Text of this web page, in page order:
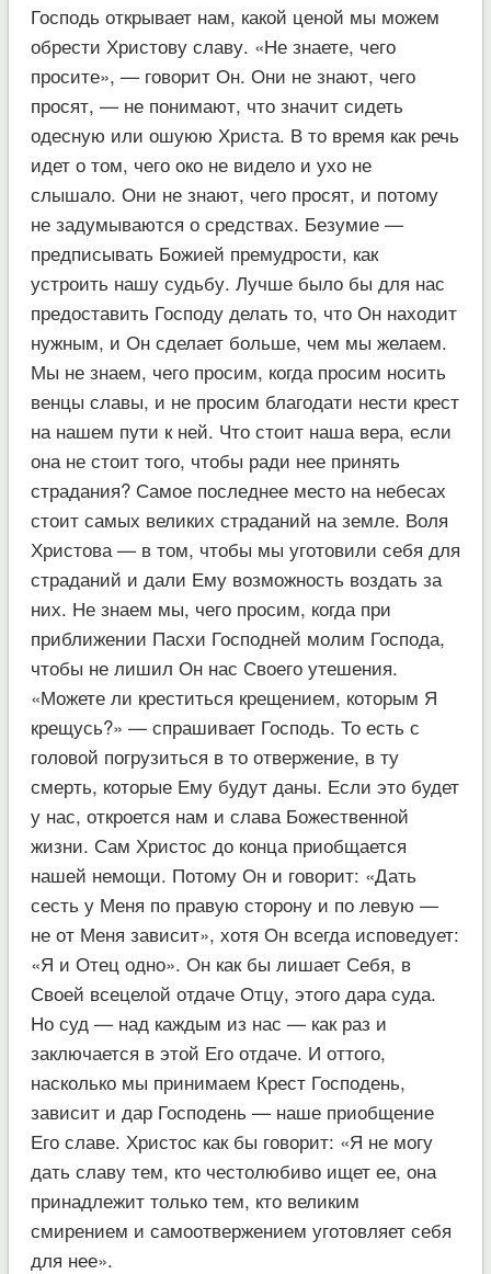
Господь открывает нам, какой ценой мы можем
обрести Христову славу. «Не знаете, чего
просите», — говорит Он. Они не знают, чего
просят, — не понимают, что значит сидеть
одесную или ошуюю Христа. В то время как речь
идет о том, чего око не видело и ухо не
слышало. Они не знают, чего просят, и потому
не задумываются о средствах. Безумие —
предписывать Божией премудрости, как
устроить нашу судьбу. Лучше было бы для нас
предоставить Господу делать то, что Он находит
нужным, и Он сделает больше, чем мы желаем.
Мы не знаем, чего просим, когда просим носить
венцы славы, и не просим благодати нести крест
на нашем пути к ней. Что стоит наша вера, если
она не стоит того, чтобы ради нее принять
страдания? Самое последнее место на небесах
стоит самых великих страданий на земле. Воля
Христова — в том, чтобы мы уготовили себя для
страданий и дали Ему возможность воздать за
них. Не знаем мы, чего просим, когда при
приближении Пасхи Господней молим Господа,
чтобы не лишил Он нас Своего утешения.
«Можете ли креститься крещением, которым Я
крещусь?» — спрашивает Господь. То есть с
головой погрузиться в то отвержение, в ту
смерть, которые Ему будут даны. Если это будет
у нас, откроется нам и слава Божественной
жизни. Сам Христос до конца приобщается
нашей немощи. Потому Он и говорит: «Дать
сесть у Меня по правую сторону и по левую —
не от Меня зависит», хотя Он всегда исповедует:
«Я и Отец одно». Он как бы лишает Себя, в
Своей всецелой отдаче Отцу, этого дара суда.
Но суд — над каждым из нас — как раз и
заключается в этой Его отдаче. И оттого,
насколько мы принимаем Крест Господень,
зависит и дар Господень — наше приобщение
Его славе. Христос как бы говорит: «Я не могу
дать славу тем, кто честолюбиво ищет ее, она
принадлежит только тем, кто великим
смирением и самоотвержением уготовляет себя
для нее».